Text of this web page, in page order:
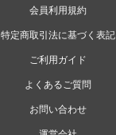
会員利用規約
特定商取引法に基づく表記
ご利用ガイド
よくあるご質問
お問い合わせ